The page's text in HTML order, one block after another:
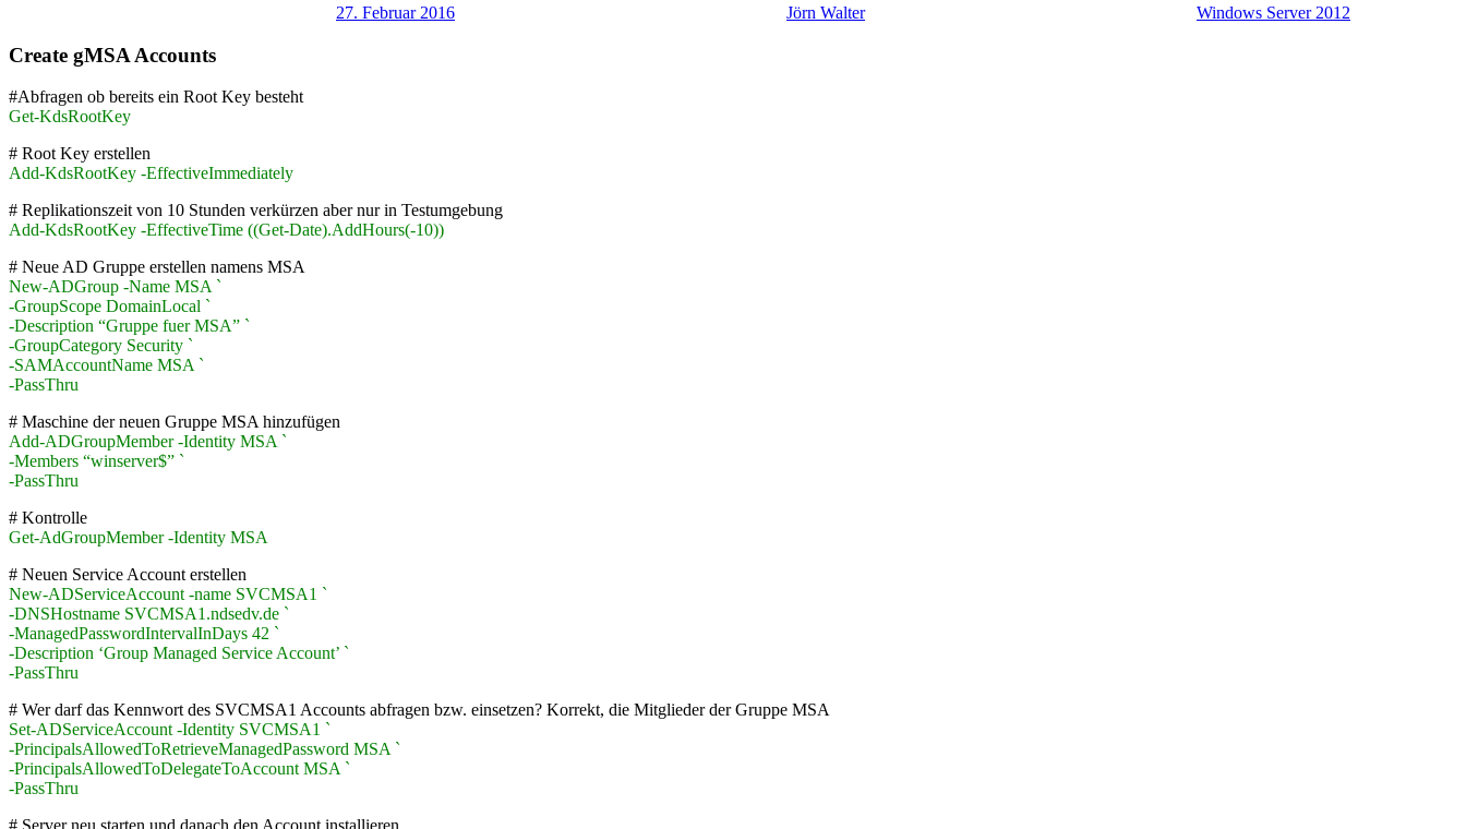
27. Februar 2016 Jörn Walter Windows Server 2012
Create gMSA Accounts
#Abfragen ob bereits ein Root Key besteht
Get-KdsRootKey
# Root Key erstellen
Add-KdsRootKey -EffectiveImmediately
# Replikationszeit von 10 Stunden verkürzen aber nur in Testumgebung
Add-KdsRootKey -EffectiveTime ((Get-Date).AddHours(-10))
# Neue AD Gruppe erstellen namens MSA
New-ADGroup -Name MSA `
-GroupScope DomainLocal `
-Description “Gruppe fuer MSA” `
-GroupCategory Security `
-SAMAccountName MSA `
-PassThru
# Maschine der neuen Gruppe MSA hinzufügen
Add-ADGroupMember -Identity MSA `
-Members “winserver$” `
-PassThru
# Kontrolle
Get-AdGroupMember -Identity MSA
# Neuen Service Account erstellen
New-ADServiceAccount -name SVCMSA1 `
-DNSHostname SVCMSA1.ndsedv.de `
-ManagedPasswordIntervalInDays 42 `
-Description ‘Group Managed Service Account’ `
-PassThru
# Wer darf das Kennwort des SVCMSA1 Accounts abfragen bzw. einsetzen? Korrekt, die Mitglieder der Gruppe MSA
Set-ADServiceAccount -Identity SVCMSA1 `
-PrincipalsAllowedToRetrieveManagedPassword MSA `
-PrincipalsAllowedToDelegateToAccount MSA `
-PassThru